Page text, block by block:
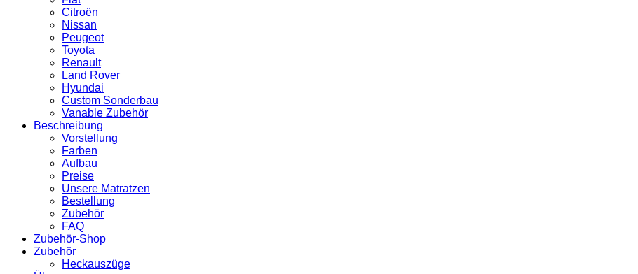
Citroën
Nissan
Peugeot
Toyota
Renault
Land Rover
Hyundai
Custom Sonderbau
Vanable Zubehör
Beschreibung
Vorstellung
Farben
Aufbau
Preise
Unsere Matratzen
Bestellung
Zubehör
FAQ
Zubehör-Shop
Zubehör
Heckauszüge